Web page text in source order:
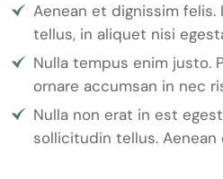
Aenean et dignissim
tellus, in aliquet nisi
Nulla tempus enim justo.
ornare accumsan in nec
Nulla non erat in est
sollicitudin tellus.